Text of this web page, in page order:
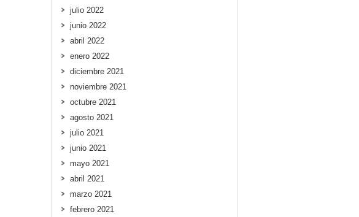
julio 2022
junio 2022
abril 2022
enero 2022
diciembre 2021
noviembre 2021
octubre 2021
agosto 2021
julio 2021
junio 2021
mayo 2021
abril 2021
marzo 2021
febrero 2021